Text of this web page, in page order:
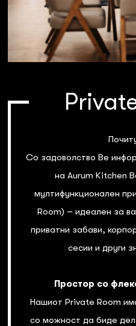
Со задоволство Ве
на Aurum Kitchen
мултифункционален
Room) – идеален за
приватни забави,
сесии и други
Простор со
Нашиот Private Room
со можност да биде